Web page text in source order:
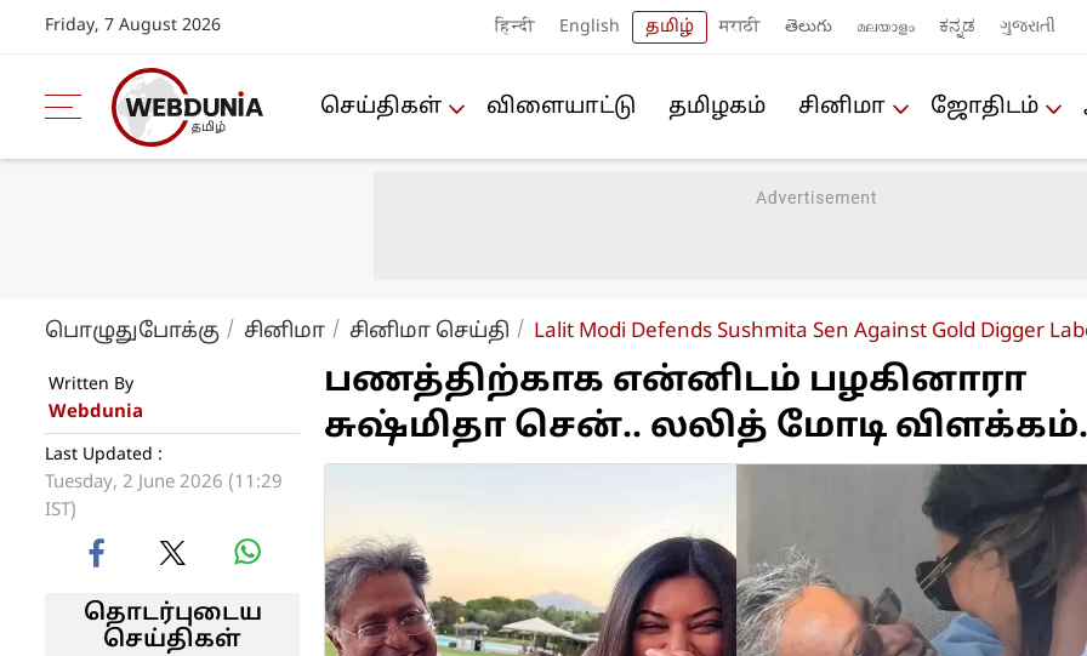
Friday, 7 August 2026 हिन्दी English தமிழ் मराठी తెలుగు മലയാളം ಕನ್ನಡ ગુજરાતી
செய்திகள் விளையா‌ட்டு த‌மிழக‌ம் சினிமா ஜோ‌திட‌ம்
பொழுதுபோக்கு சினிமா சினிமா செய்தி Lalit Modi Defends Sushmita Sen Against Gold Digger
Written By
Webdunia
Last Updated :
Tuesday, 2 June 2026 (11:29
IST)
தொடர்புடைய
செய்திகள்
பணத்திற்காக என்னிடம் பழகினாரா
சுஷ்மிதா சென்.. லலித் மோடி